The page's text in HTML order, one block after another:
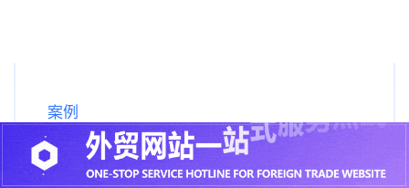
案例
美国宠物狗医院网站